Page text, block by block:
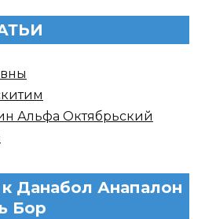
Альфа Октябрьский
Данабол Анапалон
Бор